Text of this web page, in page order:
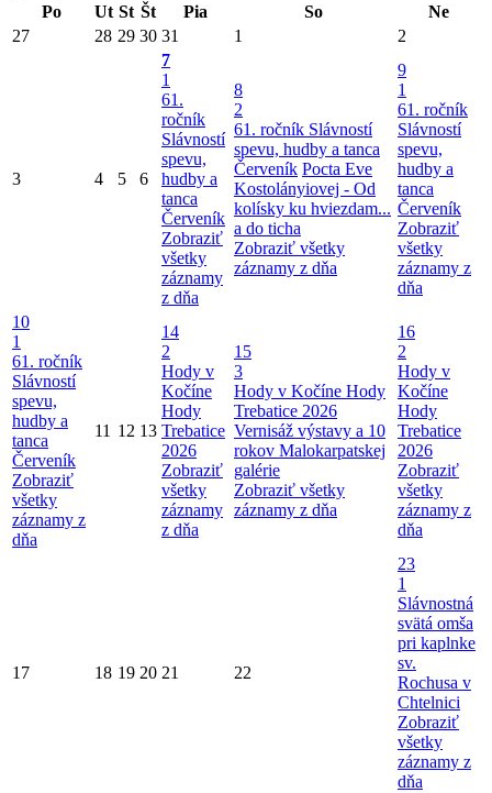
Po
Ut St Št Pia So
Ne
27
28 29 30 31 1 2
3 4 5 6
7
1
61.
ročník
Slávností
spevu,
hudby a
tanca
Červeník
Zobraziť
všetky
záznamy
z dňa
8
2
61. ročník Slávností
spevu, hudby a tanca
Červeník Pocta Eve
Kostolányiovej - Od
kolísky ku hviezdam...
a do ticha
Zobraziť všetky
záznamy z dňa
9
1
61. ročník
Slávností
spevu,
hudby a
tanca
Červeník
Zobraziť
všetky
záznamy z
dňa
10
1
61. ročník
Slávností
spevu,
hudby a
tanca
Červeník
Zobraziť
všetky
záznamy z
dňa
11 12 13
14
2
Hody v
Kočíne
Hody
Trebatice
2026
Zobraziť
všetky
záznamy
z dňa
15
3
Hody v Kočíne Hody
Trebatice 2026
Vernisáž výstavy a 10
rokov Malokarpatskej
galérie
Zobraziť všetky
záznamy z dňa
16
2
Hody v
Kočíne
Hody
Trebatice
2026
Zobraziť
všetky
záznamy z
dňa
17 18 19 20 21 22
23
1
Slávnostná
svätá omša
pri kaplnke
sv.
Rochusa v
Chtelnici
Zobraziť
všetky
záznamy z
dňa